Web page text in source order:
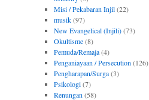
Misi / Pekabaran Injil(22)
musik(97)
New Evangelical (Injili)(73)
Okultisme(8)
Pemuda/Remaja(4)
Penganiayaan / Persecution (126)
Pengharapan/Surga(3)
Psikologi(7)
Renungan (58)